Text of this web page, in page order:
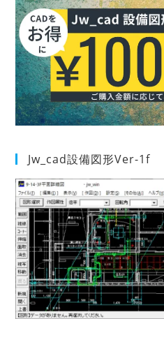
Jw_cad設備図形Ver-1f